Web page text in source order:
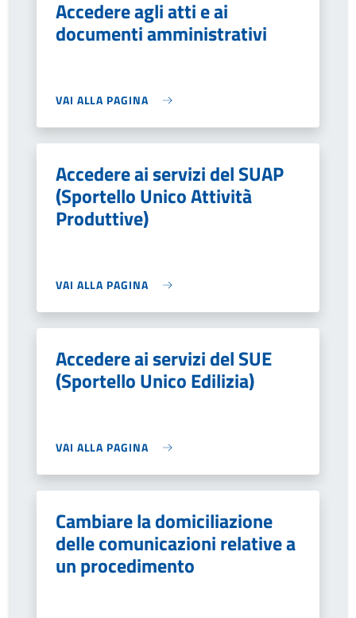
Accedere agli atti e ai
documenti amministrativi
VAI ALLA PAGINA
Accedere ai servizi del SUAP
(Sportello Unico Attività
Produttive)
VAI ALLA PAGINA
Accedere ai servizi del SUE
(Sportello Unico Edilizia)
VAI ALLA PAGINA
Cambiare la domiciliazione
delle comunicazioni relative a
un procedimento